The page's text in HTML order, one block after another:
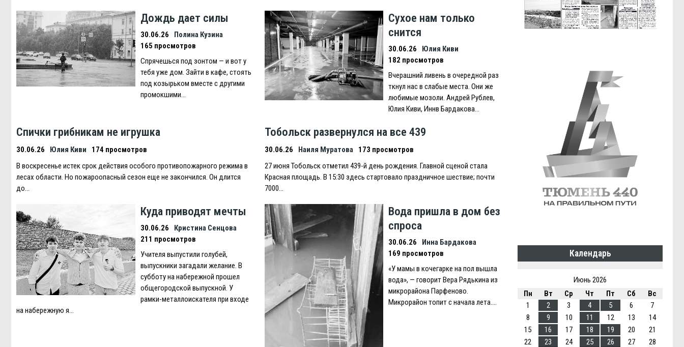
Дождь дает силы
30.06.26
Полина Кузина
165 просмотров
Спрячешься под зонтом — и вот у
тебя уже дом. Зайти в кафе, стоять
под козырьком вместе с другими
промокшими…
Сухое нам только
снится
30.06.26
Юлия Киви
182 просмотров
Вчерашний ливень в очередной раз
ткнул нас в слабые места. Они же
любимые мозоли. Андрей Рублев,
Юлия Киви, Иннв Бардакова…
Спички грибникам не игрушка
30.06.26 Юлия Киви
174 просмотров
В воскресенье истек срок действия особого противопожарного режима в
лесах области. Но пожароопасный сезон еще не закончился. Он длится
до…
Тобольск развернулся на все 439
30.06.26 Наиля Муратова
173 просмотров
27 июня Тобольск отметил 439-й день рождения. Главной сценой стала
Красная площадь. В 15:30 здесь стартовало праздничное шествие; почти
7000…
Куда приводят мечты
30.06.26
Кристина Сенцова
211 просмотров
Учителя выпустили голубей,
выпускники загадали желание. В
субботу на набережной прошел
общегородской выпускной. У
рамки-металлоискателя при входе
на набережную я…
Вода пришла в дом без
спроса
30.06.26
Инна Бардакова
169 просмотров
«У мамы в кочегарке на пол вышла
вода», — говорит Вера Рядькина из
микрорайона Парфеново.
Микрорайон топит с начала лета….
Календарь
Июнь 2026
Пн
Вт Ср Чт Пт Сб
Вс
1
2 3 4 5 6
7
8
9 10 11 12 13
14
15
16 17 18 19 20
21
22
23 24 25 26 27
28